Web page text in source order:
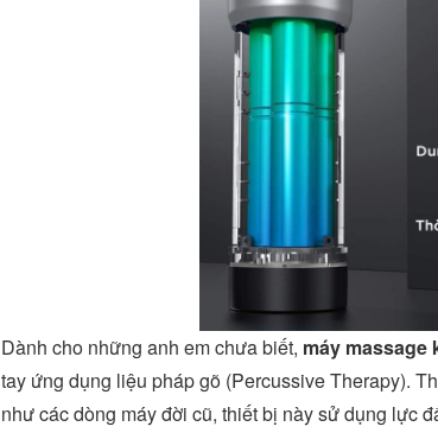
Dành cho những anh em chưa biết, máy massage
tay ứng dụng liệu pháp gõ (Percussive Therapy).
như các dòng máy đời cũ, thiết bị này sử dụng lực